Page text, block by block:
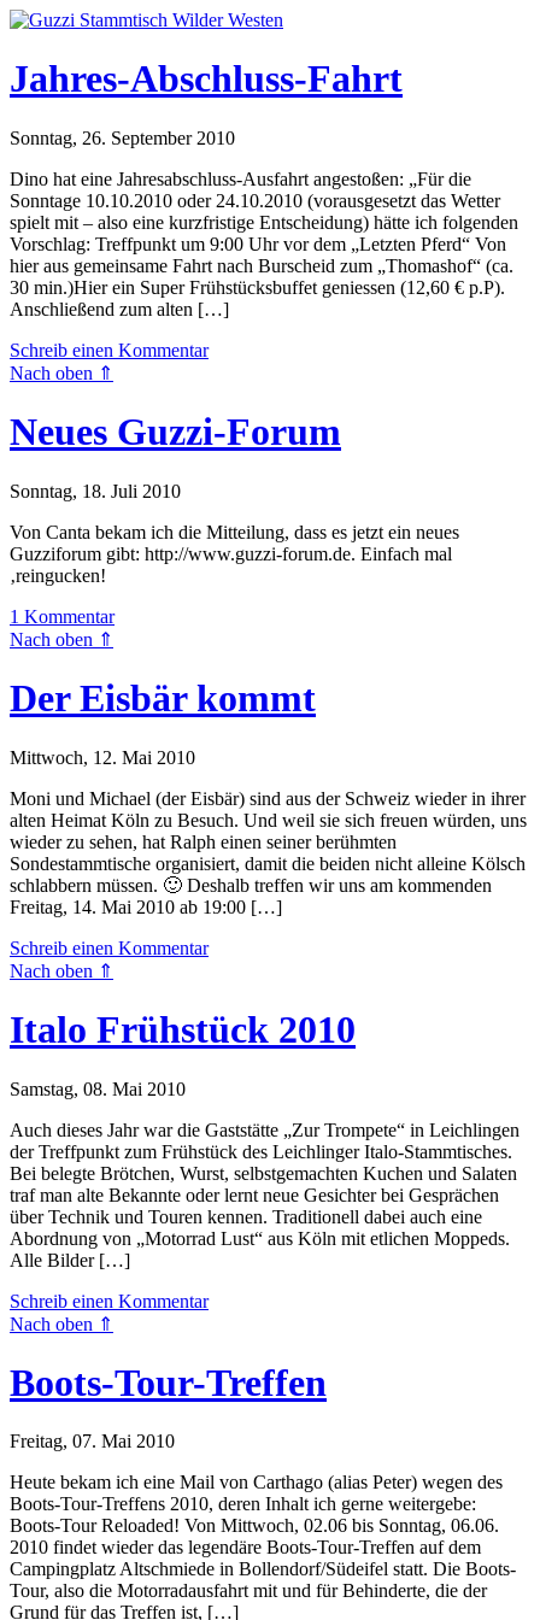
Jahres-Abschluss-Fahrt
Sonntag, 26. September 2010
Dino hat eine Jahresabschluss-Ausfahrt angestoßen: „Für die
Sonntage 10.10.2010 oder 24.10.2010 (vorausgesetzt das Wetter
spielt mit – also eine kurzfristige Entscheidung) hätte ich folgenden
Vorschlag: Treffpunkt um 9:00 Uhr vor dem „Letzten Pferd“ Von
hier aus gemeinsame Fahrt nach Burscheid zum „Thomashof“ (ca.
30 min.)Hier ein Super Frühstücksbuffet geniessen (12,60 € p.P).
Anschließend zum alten […]
Schreib einen Kommentar
Nach oben ⇑
Neues Guzzi-Forum
Sonntag, 18. Juli 2010
Von Canta bekam ich die Mitteilung, dass es jetzt ein neues
Guzziforum gibt: http://www.guzzi-forum.de. Einfach mal
‚reingucken!
1 Kommentar
Nach oben ⇑
Der Eisbär kommt
Mittwoch, 12. Mai 2010
Moni und Michael (der Eisbär) sind aus der Schweiz wieder in ihrer
alten Heimat Köln zu Besuch. Und weil sie sich freuen würden, uns
wieder zu sehen, hat Ralph einen seiner berühmten
Sondestammtische organisiert, damit die beiden nicht alleine Kölsch
schlabbern müssen. 🙂 Deshalb treffen wir uns am kommenden
Freitag, 14. Mai 2010 ab 19:00 […]
Schreib einen Kommentar
Nach oben ⇑
Italo Frühstück 2010
Samstag, 08. Mai 2010
Auch dieses Jahr war die Gaststätte „Zur Trompete“ in Leichlingen
der Treffpunkt zum Frühstück des Leichlinger Italo-Stammtisches.
Bei belegte Brötchen, Wurst, selbstgemachten Kuchen und Salaten
traf man alte Bekannte oder lernt neue Gesichter bei Gesprächen
über Technik und Touren kennen. Traditionell dabei auch eine
Abordnung von „Motorrad Lust“ aus Köln mit etlichen Moppeds.
Alle Bilder […]
Schreib einen Kommentar
Nach oben ⇑
Boots-Tour-Treffen
Freitag, 07. Mai 2010
Heute bekam ich eine Mail von Carthago (alias Peter) wegen des
Boots-Tour-Treffens 2010, deren Inhalt ich gerne weitergebe:
Boots-Tour Reloaded! Von Mittwoch, 02.06 bis Sonntag, 06.06.
2010 findet wieder das legendäre Boots-Tour-Treffen auf dem
Campingplatz Altschmiede in Bollendorf/Südeifel statt. Die Boots-
Tour, also die Motorradausfahrt mit und für Behinderte, die der
Grund für das Treffen ist, […]